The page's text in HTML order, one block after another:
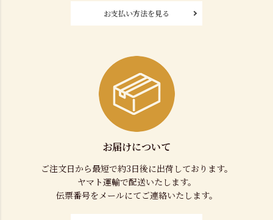
お支払い方法を見る
お届けについて
ご注文日から最短で約3日後に出荷しております。
ヤマト運輸で配送いたします。
伝票番号をメールにてご連絡いたします。